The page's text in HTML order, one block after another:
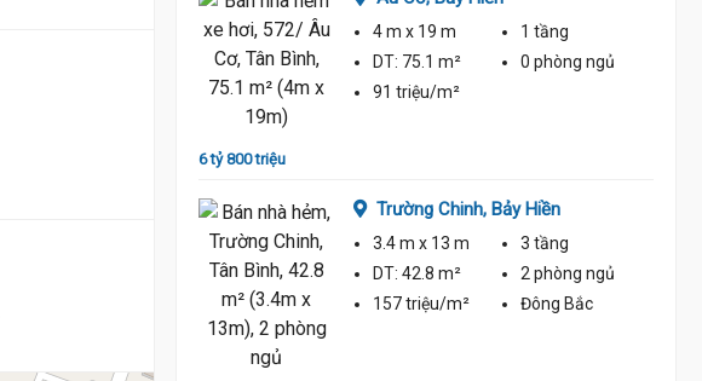
6 tỷ 800 triệu
4 m x 19 m
1 tầng
DT: 75.1 m² 0 phòng ngủ
91 triệu/m²
Trường Chinh, Bảy Hiền
3.4 m x 13 m
3 tầng
DT: 42.8 m² 2 phòng ngủ
157 triệu/m²
Đông Bắc